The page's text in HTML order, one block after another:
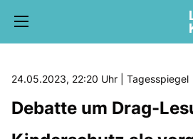
5. WAHLKREIS
24.05.2023, 22:20 Uhr | Tagesspiegel
Debatte um Drag-